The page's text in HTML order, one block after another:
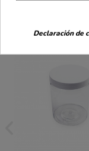
Declaración de